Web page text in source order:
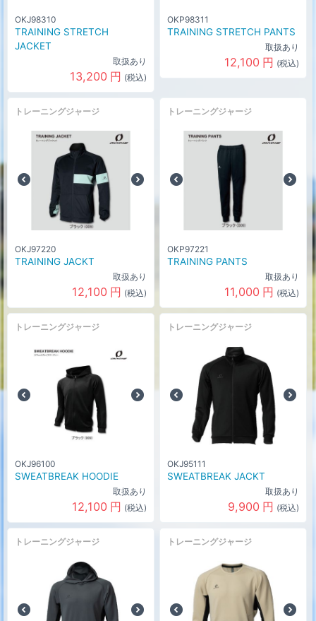
OKJ98310
TRAINING STRETCH
JACKET
取扱あり
13,200 円 (税込)
OKP98311
TRAINING STRETCH PANTS
取扱あり
12,100 円 (税込)
トレーニングジャージ
OKJ97220
TRAINING JACKT
取扱あり
12,100 円 (税込)
トレーニングジャージ
OKP97221
TRAINING PANTS
取扱あり
11,000 円 (税込)
トレーニングジャージ
OKJ96100
SWEATBREAK HOODIE
取扱あり
12,100 円 (税込)
トレーニングジャージ
OKJ95111
SWEATBREAK JACKT
取扱あり
9,900 円 (税込)
トレーニングジャージ トレーニングジャージ